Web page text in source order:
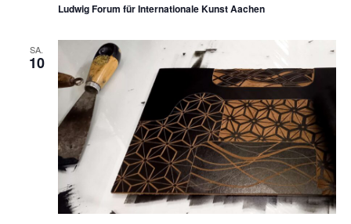
Ludwig Forum für Internationale Kunst Aachen
SA.
10